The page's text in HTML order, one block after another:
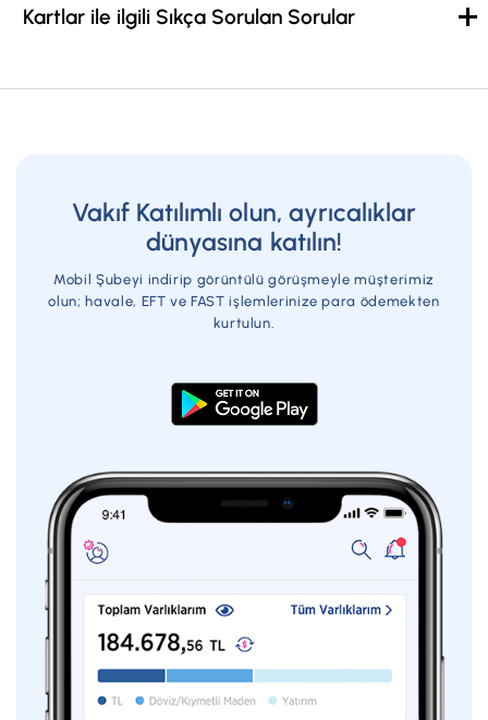
Kartlar ile ilgili Sıkça Sorulan Sorular
Vakıf Katılımlı olun, ayrıcalıklar
dünyasına katılın!
Mobil Şubeyi indirip görüntülü görüşmeyle müşterimiz
olun; havale, EFT ve FAST işlemlerinize para ödemekten
kurtulun.